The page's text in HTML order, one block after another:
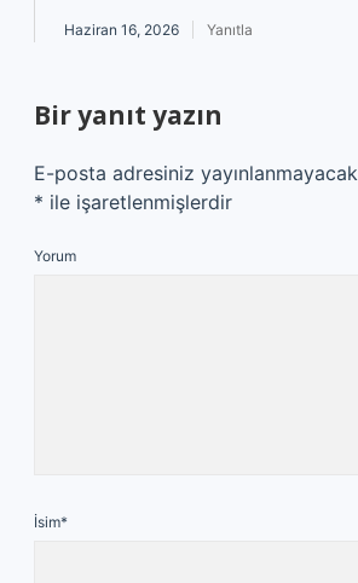
Haziran 16, 2026 Yanıtla
Bir yanıt yazın
E-posta adresiniz
* ile işaretlenmişlerdir
Yorum
İsim*